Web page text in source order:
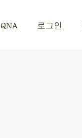
QNA 로그인
로그인